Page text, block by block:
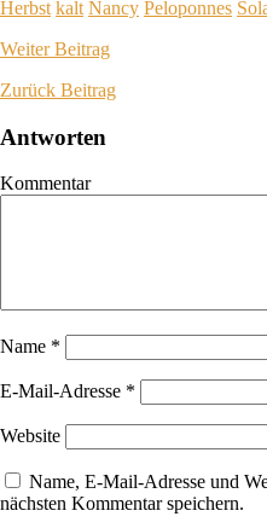
Herbst kalt Nancy Peloponnes
WeiterBeitrag
Zurück Beitrag
Antworten
Kommentar
Name *
E-Mail-Adresse *
Website
Name, E-Mail-Adresse und
nächsten Kommentar speichern.